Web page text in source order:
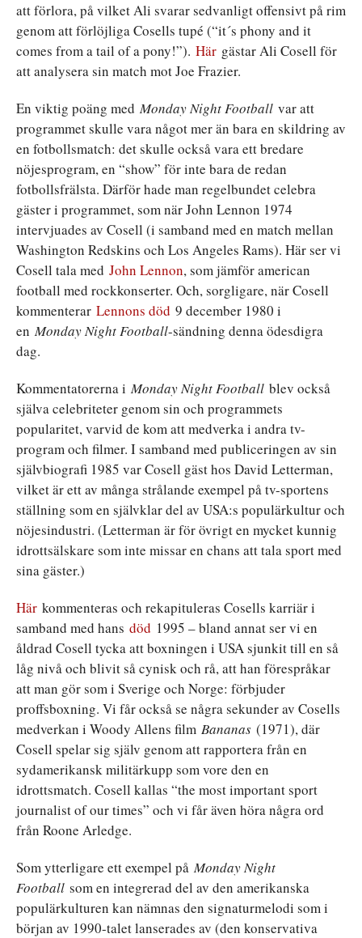
att förlora, på vilket Ali svarar sedvanligt offensivt på rim
genom att förlöjliga Cosells tupé (“it´s phony and it
comes from a tail of a pony!”). Här gästar Ali Cosell för
att analysera sin match mot Joe Frazier.
En viktig poäng medMonday Night Football var att
programmet skulle vara något mer än bara en skildring av
en fotbollsmatch: det skulle också vara ett bredare
nöjesprogram, en “show” för inte bara de redan
fotbollsfrälsta. Därför hade man regelbundet celebra
gäster i programmet, som när John Lennon 1974
intervjuades av Cosell (i samband med en match mellan
Washington Redskins och Los Angeles Rams). Här ser vi
Cosell tala med John Lennon, som jämför american
football med rockkonserter. Och, sorgligare, när Cosell
kommenterar Lennons död 9 december 1980 i
enMonday Night Football-sändning denna ödesdigra
dag.
Kommentatorerna iMonday Night Football blev också
själva celebriteter genom sin och programmets
popularitet, varvid de kom att medverka i andra tv-
program och filmer. I samband med publiceringen av sin
självbiografi 1985 var Cosell gäst hos David Letterman,
vilket är ett av många strålande exempel på tv-sportens
ställning som en självklar del av USA:s populärkultur och
nöjesindustri. (Letterman är för övrigt en mycket kunnig
idrottsälskare som inte missar en chans att tala sport med
sina gäster.)
Här kommenteras och rekapituleras Cosells karriär i
samband med hans död 1995 – bland annat ser vi en
åldrad Cosell tycka att boxningen i USA sjunkit till en så
låg nivå och blivit så cynisk och rå, att han förespråkar
att man gör som i Sverige och Norge: förbjuder
proffsboxning. Vi får också se några sekunder av Cosells
medverkan i Woody Allens film Bananas (1971), där
Cosell spelar sig själv genom att rapportera från en
sydamerikansk militärkupp som vore den en
idrottsmatch. Cosell kallas “the most important sport
journalist of our times” och vi får även höra några ord
från Roone Arledge.
Som ytterligare ett exempel påMonday Night
Football som en integrerad del av den amerikanska
populärkulturen kan nämnas den signaturmelodi som i
början av 1990-talet lanserades av (den konservativa